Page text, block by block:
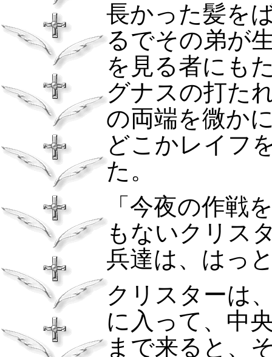
長かった髪を
るでその弟が
を見る者にも
グナスの打た
の両端を微か
どこかレイフ
た。
「今夜の作戦
もないクリス
兵達は、はっ
クリスターは
に入って、中
まで来ると、